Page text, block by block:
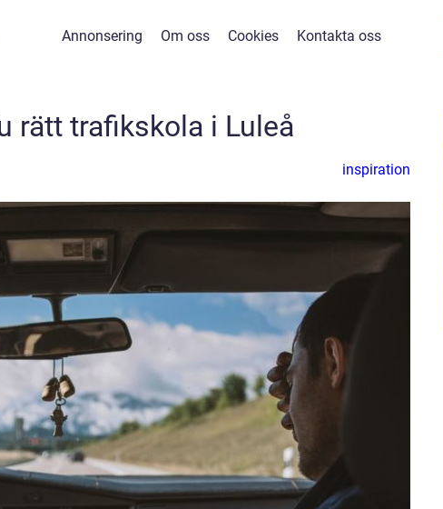
Annonsering Om oss Cookies Kontakta oss
rätt trafikskola i Luleå
inspiration